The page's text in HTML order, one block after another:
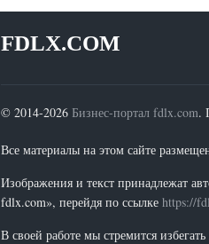
FDLX.COM
© 2014-2026 Бизнес-портал fdlx.com.
Все материалы на этом сайте
Изображения и текст принадлежат
fdlx.com», перейдя по ссылке https://
В своей работе мы стремится